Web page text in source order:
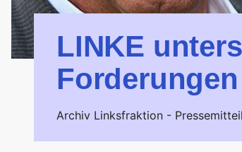
LINKE
Forderungen
Archiv Linksfraktion -